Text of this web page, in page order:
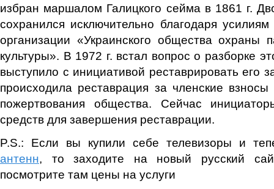
избран маршалом Галицкого сейма в 1861 г.
сохранился исключительно благодаря
организации «Украинского общества охраны
культуры». В 1972 г. встал вопрос о разборке
выступило с инициативой реставрировать его
происходила реставрация за членские взносы
пожертвования общества. Сейчас
средств для завершения реставрации.
P.S.: Если вы купили себе телевизоры и
антенн, то заходите на новый русский
посмотрите там цены на услуги